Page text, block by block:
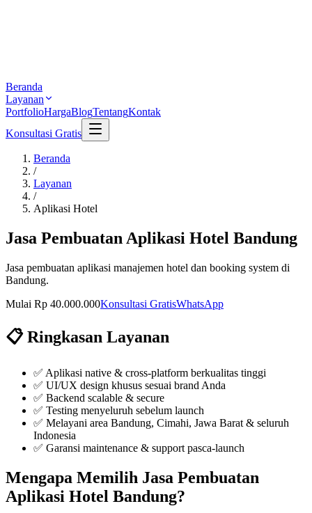
Beranda
Layanan
PortfolioHargaBlogTentangKontak
Konsultasi Gratis
Beranda
/
Layanan
/
Aplikasi Hotel
Jasa Pembuatan Aplikasi Hotel Bandung
Jasa pembuatan aplikasi manajemen hotel dan booking system di
Bandung.
Mulai Rp 40.000.000Konsultasi GratisWhatsApp
📋 Ringkasan Layanan
✅ Aplikasi native & cross-platform berkualitas tinggi
✅ UI/UX design khusus sesuai brand Anda
✅ Backend scalable & secure
✅ Testing menyeluruh sebelum launch
✅ Melayani area Bandung, Cimahi, Jawa Barat & seluruh
Indonesia
✅ Garansi maintenance & support pasca-launch
Mengapa Memilih Jasa Pembuatan
Aplikasi Hotel Bandung?